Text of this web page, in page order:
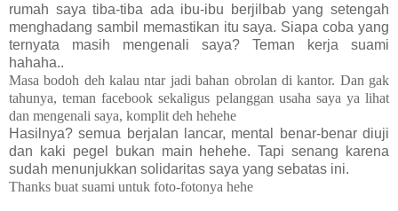
rumah saya tiba-tiba ada ibu-ibu berjilbab yang setengah
menghadang sambil memastikan itu saya. Siapa coba yang
ternyata masih mengenali saya? Teman kerja suami
hahaha..
Masa bodoh deh kalau ntar jadi bahan obrolan di kantor. Dan gak
tahunya, teman facebook sekaligus pelanggan usaha saya ya lihat
dan mengenali saya, komplit deh hehehe
Hasilnya? semua berjalan lancar, mental benar-benar diuji
dan kaki pegel bukan main hehehe. Tapi senang karena
sudah menunjukkan solidaritas saya yang sebatas ini.
Thanks buat suami untuk foto-fotonya hehe